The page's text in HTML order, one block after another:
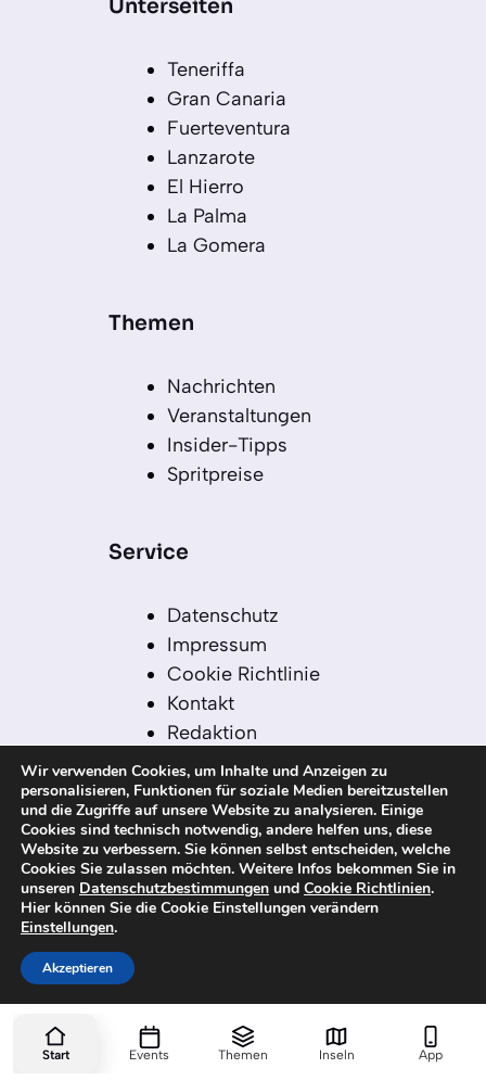
Unterseiten
Teneriffa
Gran Canaria
Fuerteventura
Lanzarote
El Hierro
La Palma
La Gomera
Themen
Nachrichten
Veranstaltungen
Insider-Tipps
Spritpreise
Service
Datenschutz
Impressum
Cookie Richtlinie
Kontakt
Redaktion
Redaktionelle Leitlinien
Sitemap
Einsatz von KI in der
Redaktion
© 2026 kanaren-nachrichten.com – Alle
Rechte vorbehalten
Wir verwenden Cookies, um Inhalte und Anzeigen zu
personalisieren, Funktionen für soziale Medien bereitzustellen
und die Zugriffe auf unsere Website zu analysieren. Einige
Cookies sind technisch notwendig, andere helfen uns, diese
Website zu verbessern. Sie können selbst entscheiden, welche
Cookies Sie zulassen möchten. Weitere Infos bekommen Sie in
unseren Datenschutzbestimmungen und Cookie Richtlinien.
Hier können Sie die Cookie Einstellungen verändern
Einstellungen.
Akzeptieren
Start Events Themen Inseln App